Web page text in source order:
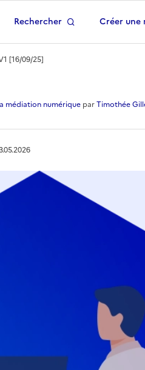
Rechercher Créer une
[16/09/25]
médiation numériqueparTimothée